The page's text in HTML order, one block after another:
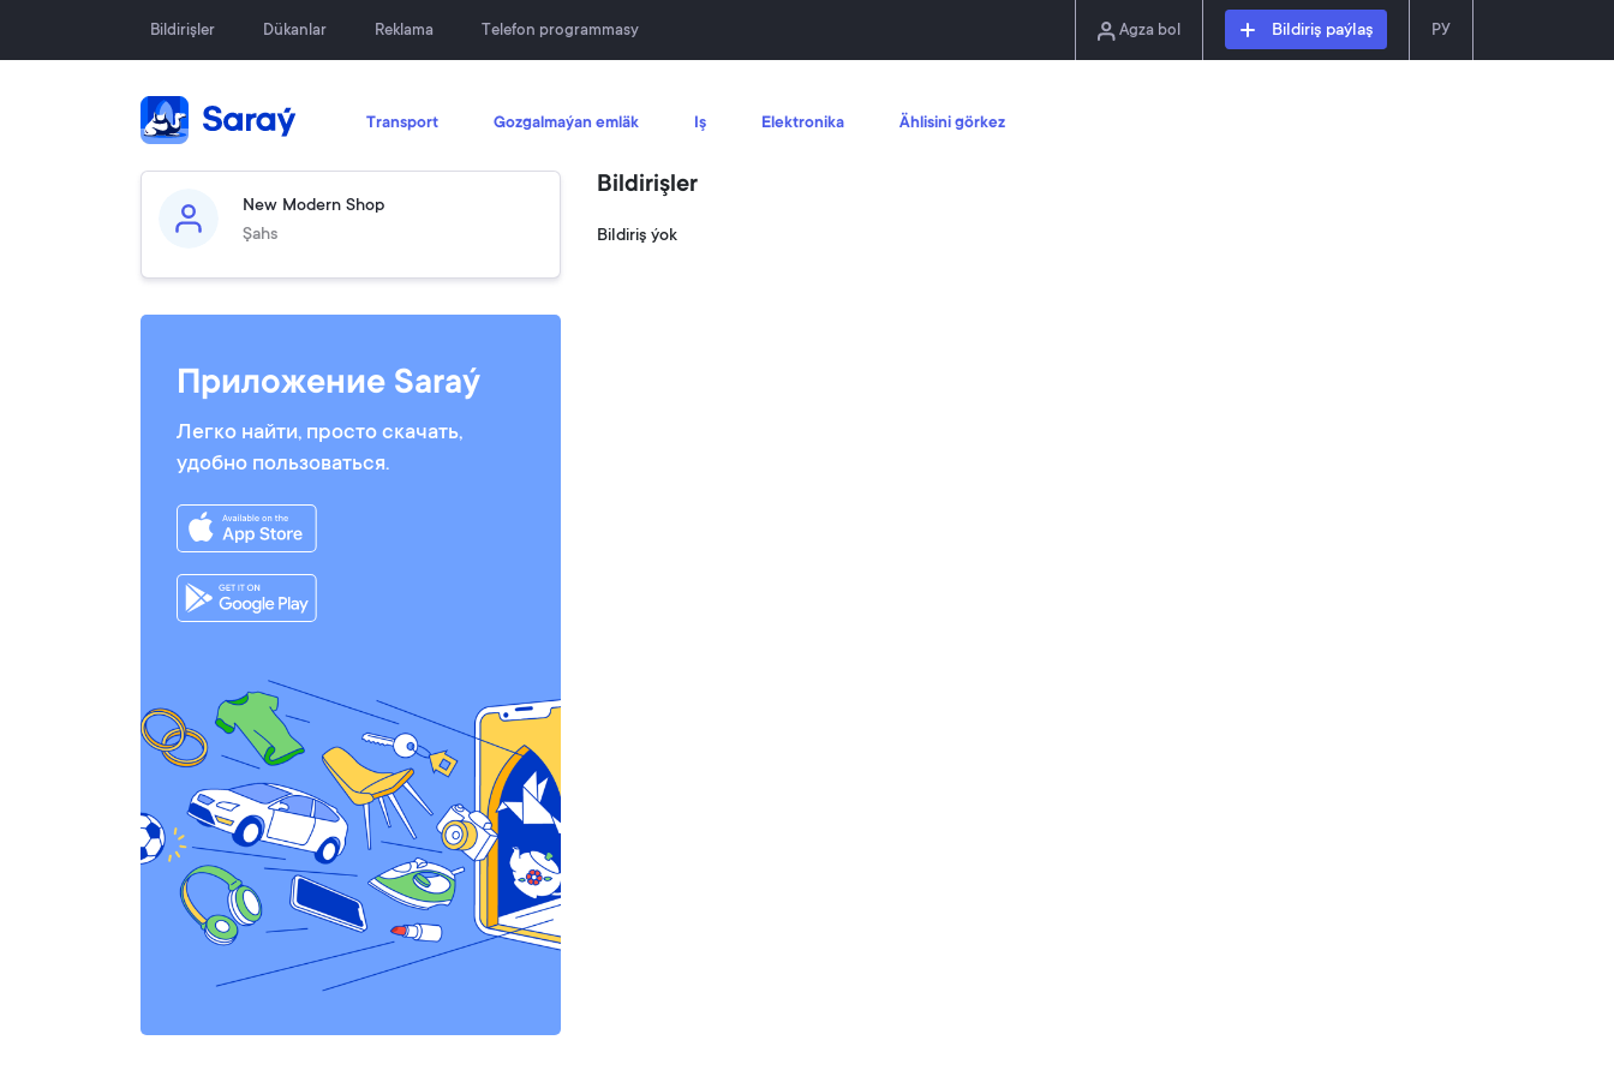
Bildirişler Dükanlar Reklama Telefon programmasy Agza bol Bildiriş paýlaş РУ
Transport Gozgalmaýan emläk Iş Elektronika Ählisini görkez
New Modern Shop
Şahs
Приложение Saraý
Легко найти, просто скачать,
удобно пользоваться.
Bildirişler
Bildiriş ýok